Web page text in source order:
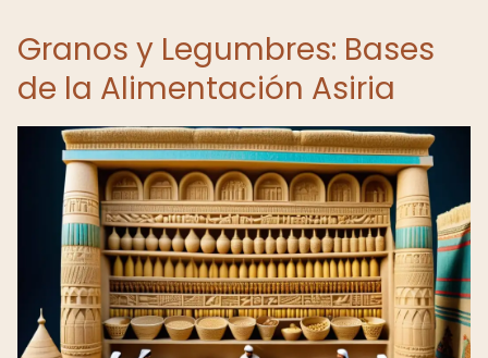
Granos y Legumbres: Bases
de la Alimentación Asiria